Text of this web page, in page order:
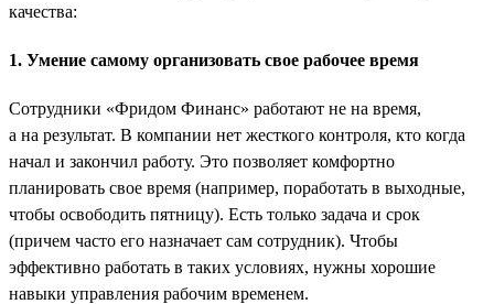
качества:
1. Умение самому организовать свое рабочее время
Сотрудники «Фридом Финанс» работают не на время,
а на результат. В компании нет жесткого контроля, кто когда
начал и закончил работу. Это позволяет комфортно
планировать свое время (например, поработать в выходные,
чтобы освободить пятницу). Есть только задача и срок
(причем часто его назначает сам сотрудник). Чтобы
эффективно работать в таких условиях, нужны хорошие
навыки управления рабочим временем.